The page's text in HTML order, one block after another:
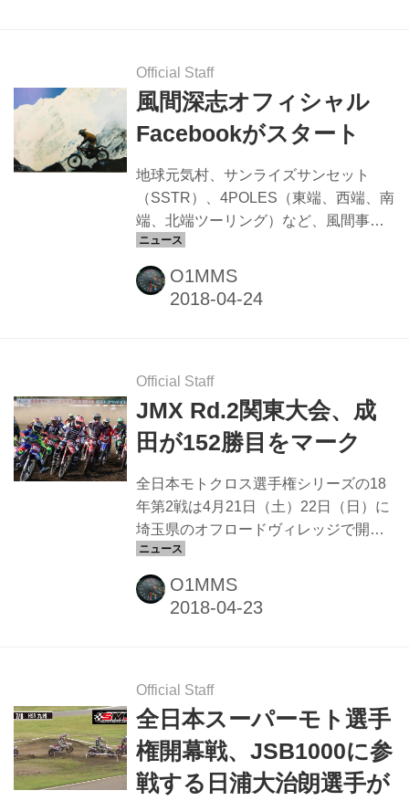
県、埼玉県、千葉県 先着5,000台 阪神
高速 対象エリア：大阪府、兵庫県、京
都府、奈良県、滋賀県、和歌山県 先着
5,000台 名古屋高速 エリア：愛知県 先
高二輪車ETCキャンペーン取扱店へ ス
テップ2 申込...
Official Staff
風間深志オフィシャル
Facebookがスタート
地球元気村、サンライズサンセット
（SSTR）、4POLES（東端、西端、南
端、北端ツーリング）など、風間事務
所の最新情報を知りたい人のために風
間深志オフィシャルFacebookを始めま
した。 ご挨拶 今日からここに新しい風
願い申し上げます。 風間 深志 下の画像
をクリックすると新しいfacebookペー
ジに行けます 風間深志 風間深志 - いい
ね！1件 · 2人が話題にしています - マス
谷区広尾1-9-18 北村ビル2F TEL 03...
O1MMS
Official Staff
JMX Rd.2関東大会、成
田が152勝目をマーク
全日本モトクロス選手権シリーズの18
年第2戦は4月21日（土）22日（日）に
埼玉県のオフロードヴィレッジで開催
され、今年も「埼玉トヨペットCUP」
として実施された関東大会。今季の同
シリーズは、春のみの年1回開催となっ
Kawasaki Team GREENの新井宏彰選
手が優勝を飾りました。 総合2位は同
じくKawasaki Team GREENの小方誠
選手。 総合3位はTeam HRCの成田亮選
手選手でした。 全日本モトクロス選手
O1MMS
Official Staff
全日本スーパーモト選手
権開幕戦、JSB1000に参
戦する日浦大治朗選手が